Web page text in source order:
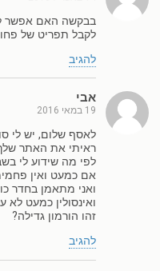
בבקשה האם אפשר
לקבל תפריט של
להגיב
אבי
19 במאי 2016
לאסף שלום, יש לי סוכרת
ראיתי את האתר
לפי מה שידוע לי
אם כמעט ואין
ואני מתאמן בחדר
ואינסולין כמעט לא
זהו הורמון גדילה?
להגיב